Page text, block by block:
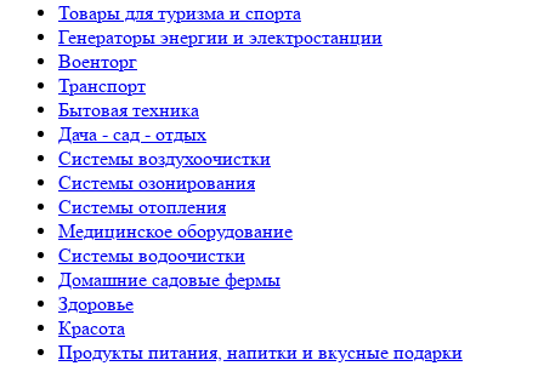
Товары для туризма и спорта
Генераторы энергии и электростанции
Военторг
Транспорт
Бытовая техника
Дача - сад - отдых
Системы воздухоочистки
Системы озонирования
Системы отопления
Медицинское оборудование
Системы водоочистки
Домашние садовые фермы
Здоровье
Красота
Продукты питания, напитки и вкусные подарки